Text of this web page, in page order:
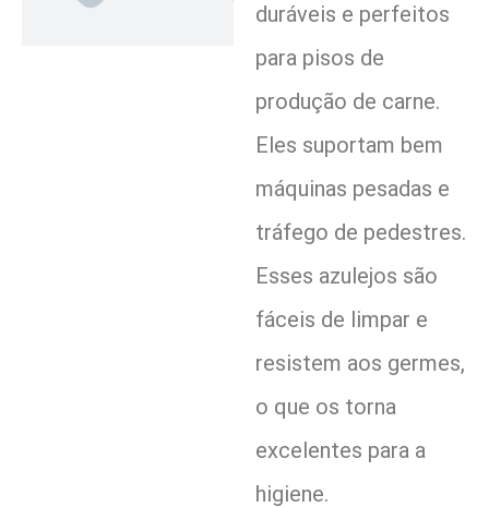
duráveis e perfeitos
para pisos de
produção de carne.
Eles suportam bem
máquinas pesadas e
tráfego de pedestres.
Esses azulejos são
fáceis de limpar e
resistem aos germes,
o que os torna
excelentes para a
higiene.